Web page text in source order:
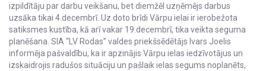
izpildītāju par darbu veikšanu, bet diemžēl uzņēmējs darbus
uzsāka tikai 4.decembrī. Uz doto brīdi Vārpu ielai ir ierobežota
satiksmes kustība, kā arī vakar 19.decembrī, tika veikta seguma
planēšana. SIA “LV Rodas” valdes priekšsēdētājs Ivars Joelis
informēja pašvaldību, ka ir apzinājis Vārpu ielas iedzīvotājus un
izskaidrojis radušos situāciju un pašlaik ielas segums noplanēts,